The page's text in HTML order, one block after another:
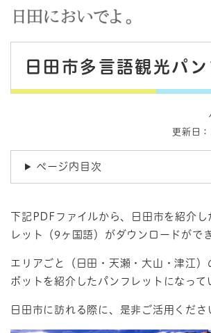
メニューを飛ばして本文へ
日田市多言語観光パン
更新日
ページ内目次
下記PDFファイルから、日田市を紹介
レット（9ヶ国語）がダウンロードがで
エリアごと（日田・天瀬・大山・津江）
ポットを紹介したパンフレットになって
日田市に訪れる際に、是非ご活用くださ